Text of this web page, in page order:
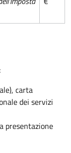
carta
dei servizi
presentazione